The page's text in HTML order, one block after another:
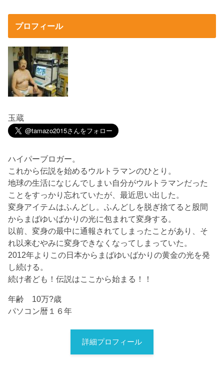
プロフィール
玉蔵
ハイパーブロガー。
これから伝説を始めるウルトラマンのひとり。
地球の生活になじんでしまい自分がウルトラマンだった
ことをすっかり忘れていたが、最近思い出した。
変身アイテムはふんどし。ふんどしを脱ぎ捨てると股間
からまばゆいばかりの光に包まれて変身する。
以前、変身の最中に通報されてしまったことがあり、そ
れ以来むやみに変身できなくなってしまっていた。
2012年よりこの日本からまばゆいばかりの黄金の光を発
し続ける。
続け者ども！伝説はここから始まる！！
年齢 10万?歳
パソコン暦１６年
詳細プロフィール